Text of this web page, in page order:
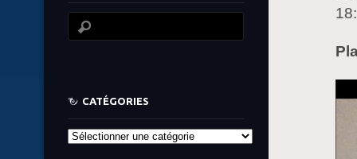
CATÉGORIES
Catégories